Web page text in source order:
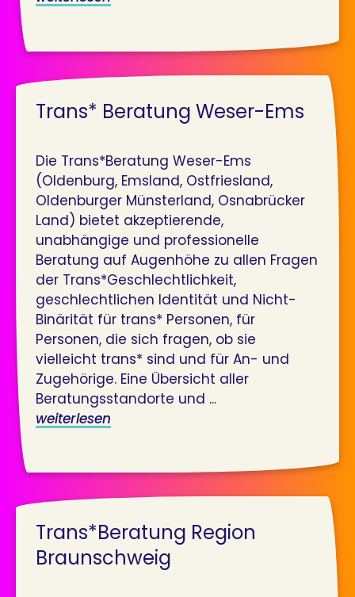
Trans* Beratung Weser-Ems
Die Trans*Beratung Weser-Ems
(Oldenburg, Emsland, Ostfriesland,
Oldenburger Münsterland, Osnabrücker
Land) bietet akzeptierende,
unabhängige und professionelle
Beratung auf Augenhöhe zu allen Fragen
der Trans*Geschlechtlichkeit,
geschlechtlichen Identität und Nicht-
Binärität für trans* Personen, für
Personen, die sich fragen, ob sie
vielleicht trans* sind und für An- und
Zugehörige. Eine Übersicht aller
Beratungsstandorte und ...
weiterlesen
Trans*Beratung Region
Braunschweig